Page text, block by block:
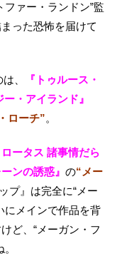
ファー・ランドン”監
った恐怖を届けて
、
『トゥルース・
ー・アイランド』
ローチ”。
ロータス 諸事情だら
ーンの誘惑』 の“メー
プ』は完全に“メー
にメインで作品を背
ど、“メーガン・フ